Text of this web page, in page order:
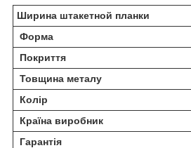
Ширина штакетной планки
Форма
Покриття
Товщина металу
Колір
Країна виробник
Гарантія